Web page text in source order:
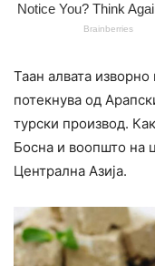
Таан алвата изворно
потекнува од
турски производ.
Босна и воопшто на
Централна Азија.